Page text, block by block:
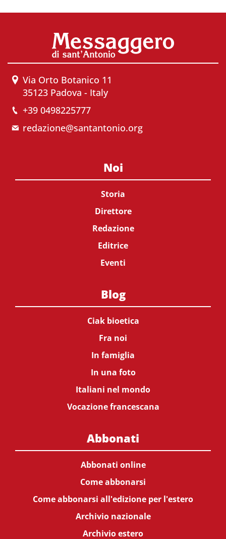
Via Orto Botanico 11
35123 Padova - Italy
+39 0498225777
redazione@santantonio.org
Noi
Storia
Direttore
Redazione
Editrice
Eventi
Blog
Ciak bioetica
Fra noi
In famiglia
In una foto
Italiani nel mondo
Vocazione francescana
Abbonati
Abbonati online
Come abbonarsi
Come abbonarsi all'edizione per l'estero
Archivio nazionale
Archivio estero